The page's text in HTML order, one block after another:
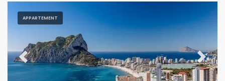
APPARTEMENT
Previous Next